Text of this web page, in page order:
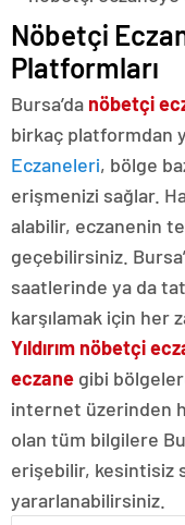
Nöbetçi
Platformları
Bursa’da nöbetçi
birkaç platformdan
Eczaneleri, bölge
erişmenizi sağlar.
alabilir, eczanenin
geçebilirsiniz.
saatlerinde ya da
karşılamak için her
Yıldırım nöbetçi
eczane gibi
internet üzerinden
olan tüm bilgilere
erişebilir, kesintisiz
yararlanabilirsiniz.